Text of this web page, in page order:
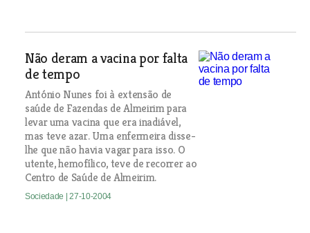
Não deram a vacina por falta
de tempo
António Nunes foi à extensão de
saúde de Fazendas de Almeirim para
levar uma vacina que era inadiável,
mas teve azar. Uma enfermeira disse-
lhe que não havia vagar para isso. O
utente, hemofílico, teve de recorrer ao
Centro de Saúde de Almeirim.
Sociedade | 27-10-2004